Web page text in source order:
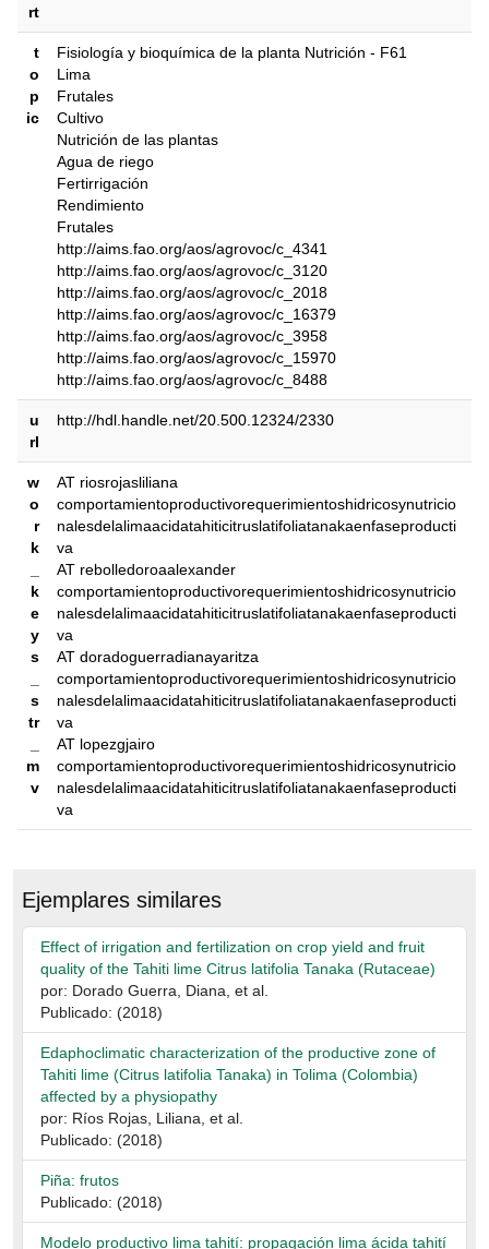
rt
t
o
p
ic
Fisiología y bioquímica de la planta Nutrición - F61
Lima
Frutales
Cultivo
Nutrición de las plantas
Agua de riego
Fertirrigación
Rendimiento
Frutales
http://aims.fao.org/aos/agrovoc/c_4341
http://aims.fao.org/aos/agrovoc/c_3120
http://aims.fao.org/aos/agrovoc/c_2018
http://aims.fao.org/aos/agrovoc/c_16379
http://aims.fao.org/aos/agrovoc/c_3958
http://aims.fao.org/aos/agrovoc/c_15970
http://aims.fao.org/aos/agrovoc/c_8488
u
rl
http://hdl.handle.net/20.500.12324/2330
w
o
r
k
k
e
y
s
s
tr
m
v
AT riosrojasliliana
comportamientoproductivorequerimientoshidricosynutricio
nalesdelalimaacidatahiticitruslatifoliatanakaenfaseproducti
va
AT rebolledoroaalexander
comportamientoproductivorequerimientoshidricosynutricio
nalesdelalimaacidatahiticitruslatifoliatanakaenfaseproducti
va
AT doradoguerradianayaritza
comportamientoproductivorequerimientoshidricosynutricio
nalesdelalimaacidatahiticitruslatifoliatanakaenfaseproducti
va
AT lopezgjairo
comportamientoproductivorequerimientoshidricosynutricio
nalesdelalimaacidatahiticitruslatifoliatanakaenfaseproducti
va
Ejemplares similares
Effect of irrigation and fertilization on crop yield and fruit
quality of the Tahiti lime Citrus latifolia Tanaka (Rutaceae)
por: Dorado Guerra, Diana, et al.
Publicado: (2018)
Edaphoclimatic characterization of the productive zone of
Tahiti lime (Citrus latifolia Tanaka) in Tolima (Colombia)
affected by a physiopathy
por: Ríos Rojas, Liliana, et al.
Publicado: (2018)
Piña: frutos
Publicado: (2018)
Modelo productivo lima tahití: propagación lima ácida tahití